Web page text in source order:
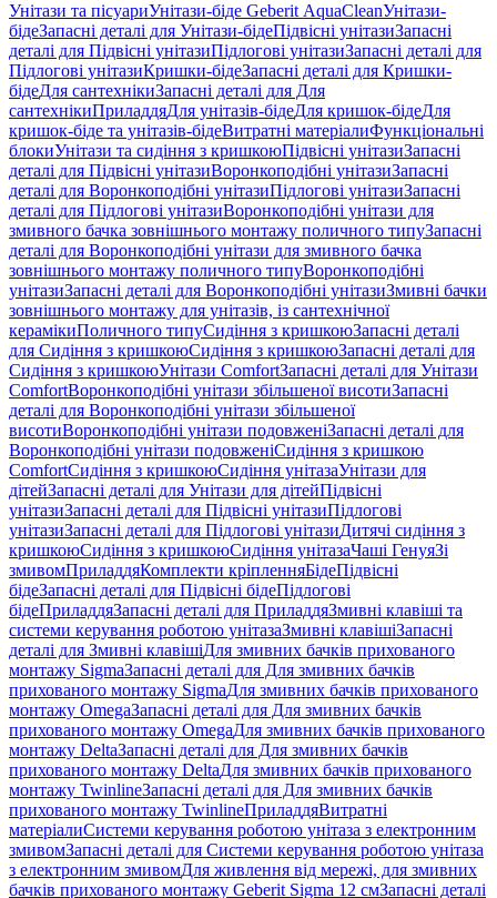
Унітази та пісуариУнітази-біде Geberit AquaCleanУнітази-
бідеЗапасні деталі для Унітази-бідеПідвісні унітазиЗапасні
деталі для Підвісні унітазиПідлогові унітазиЗапасні деталі для
Підлогові унітазиКришки-бідеЗапасні деталі для Кришки-
бідеДля сантехнікиЗапасні деталі для Для
сантехнікиПриладдяДля унітазів-бідеДля кришок-бідеДля
кришок-біде та унітазів-бідеВитратні матеріалиФункціональні
блокиУнітази та сидіння з кришкоюПідвісні унітазиЗапасні
деталі для Підвісні унітазиВоронкоподібні унітазиЗапасні
деталі для Воронкоподібні унітазиПідлогові унітазиЗапасні
деталі для Підлогові унітазиВоронкоподібні унітази для
змивного бачка зовнішнього монтажу поличного типуЗапасні
деталі для Воронкоподібні унітази для змивного бачка
зовнішнього монтажу поличного типуВоронкоподібні
унітазиЗапасні деталі для Воронкоподібні унітазиЗмивні бачки
зовнішнього монтажу для унітазів, із сантехнічної
керамікиПоличного типуСидіння з кришкоюЗапасні деталі
для Сидіння з кришкоюСидіння з кришкоюЗапасні деталі для
Сидіння з кришкоюУнітази ComfortЗапасні деталі для Унітази
ComfortВоронкоподібні унітази збільшеної висотиЗапасні
деталі для Воронкоподібні унітази збільшеної
висотиВоронкоподібні унітази подовженіЗапасні деталі для
Воронкоподібні унітази подовженіСидіння з кришкою
ComfortСидіння з кришкоюСидіння унітазаУнітази для
дітейЗапасні деталі для Унітази для дітейПідвісні
унітазиЗапасні деталі для Підвісні унітазиПідлогові
унітазиЗапасні деталі для Підлогові унітазиДитячі сидіння з
кришкоюСидіння з кришкоюСидіння унітазаЧаші ГенуяЗі
змивомПриладдяКомплекти кріпленняБідеПідвісні
бідеЗапасні деталі для Підвісні бідеПідлогові
бідеПриладдяЗапасні деталі для ПриладдяЗмивні клавіші та
системи керування роботою унітазаЗмивні клавішіЗапасні
деталі для Змивні клавішіДля змивних бачків прихованого
монтажу SigmaЗапасні деталі для Для змивних бачків
прихованого монтажу SigmaДля змивних бачків прихованого
монтажу OmegaЗапасні деталі для Для змивних бачків
прихованого монтажу OmegaДля змивних бачків прихованого
монтажу DeltaЗапасні деталі для Для змивних бачків
прихованого монтажу DeltaДля змивних бачків прихованого
монтажу TwinlineЗапасні деталі для Для змивних бачків
прихованого монтажу TwinlineПриладдяВитратні
матеріалиСистеми керування роботою унітаза з електронним
змивомЗапасні деталі для Системи керування роботою унітаза
з електронним змивомДля живлення від мережі, для змивних
бачків прихованого монтажу Geberit Sigma 12 смЗапасні деталі